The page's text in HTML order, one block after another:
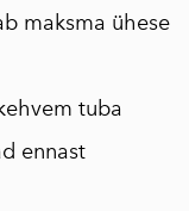
maksma ühese
tuba
ennast